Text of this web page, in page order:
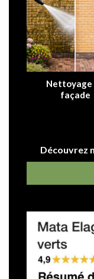
Nettoyage
façade
Découvrez